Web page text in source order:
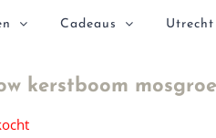
Cadeaus Utrecht
kerstboom